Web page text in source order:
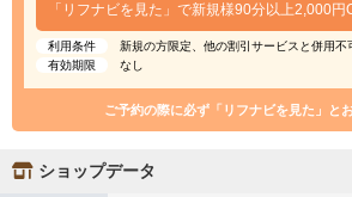
「リフナビを見た」で新規様90分以上2,000円
利用条件
新規の方限定、他の割引サービスと併用
有効期限
なし
ご予約の際に必ず「リフナビを見た」と
ショップデータ